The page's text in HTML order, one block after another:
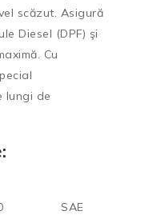
scăzut. Asigură
Diesel (DPF) şi
Cu
lungi de
SAE